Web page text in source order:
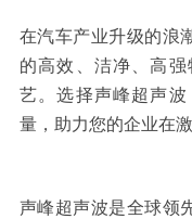
在汽车产业升级的浪
的高效、洁净、高
艺。选择声峰超声
量，助力您的企业在
声峰超声波是全球领